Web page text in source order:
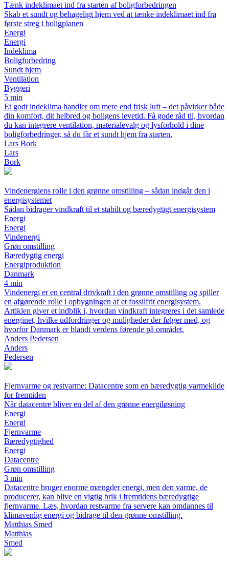
Tænk indeklimaet ind fra starten af boligforbedringen
Skab et sundt og behageligt hjem ved at tænke indeklimaet ind fra
første streg i boligplanen
Energi
Energi
Indeklima
Boligforbedring
Sundt hjem
Ventilation
Byggeri
5 min
Et godt indeklima handler om mere end frisk luft – det påvirker både
din komfort, dit helbred og boligens levetid. Få gode råd til, hvordan
du kan integrere ventilation, materialevalg og lysforhold i dine
boligforbedringer, så du får et sundt hjem fra starten.
Lars Bork
Lars
Bork
Vindenergiens rolle i den grønne omstilling – sådan indgår den i
energisystemet
Sådan bidrager vindkraft til et stabilt og bæredygtigt energisystem
Energi
Energi
Vindenergi
Grøn omstilling
Bæredygtig energi
Energiproduktion
Danmark
4 min
Vindenergi er en central drivkraft i den grønne omstilling og spiller
en afgørende rolle i opbygningen af et fossilfrit energisystem.
Artiklen giver et indblik i, hvordan vindkraft integreres i det samlede
energinet, hvilke udfordringer og muligheder der følger med, og
hvorfor Danmark er blandt verdens førende på området.
Anders Pedersen
Anders
Pedersen
Fjernvarme og restvarme: Datacentre som en bæredygtig varmekilde
for fremtiden
Når datacentre bliver en del af den grønne energiløsning
Energi
Energi
Fjernvarme
Bæredygtighed
Energi
Datacentre
Grøn omstilling
3 min
Datacentre bruger enorme mængder energi, men den varme, de
producerer, kan blive en vigtig brik i fremtidens bæredygtige
fjernvarme. Læs, hvordan restvarme fra servere kan omdannes til
klimavenlig energi og bidrage til den grønne omstilling.
Matthias Smed
Matthias
Smed